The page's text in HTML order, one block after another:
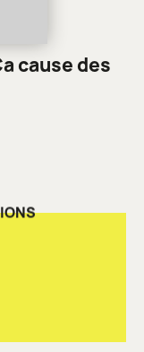
cause des